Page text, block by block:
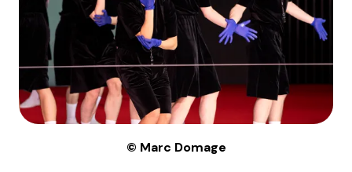
© Marc Domage